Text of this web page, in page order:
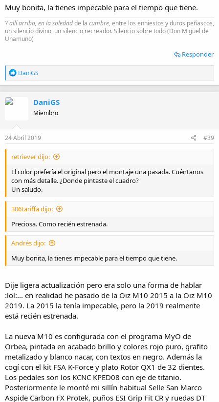
Muy bonita, la tienes impecable para el tiempo que tiene.
Y allí arriba, en la soledadde la cumbre, entre los enhiestos y duros peñascos,
un silencio divino, un silencio recreador. Silencio sobre todo (Don Miguel de
Unamuno)
Responder
R
e
a
n
e
s
DaniGS
DaniGS
Miembro
24 Abril 2019 #39
retriever dijo:
El color prefería el original pero el montaje una pasada. Cuéntanos
con más detalle. ¿Donde pintaste el cuadro?
Un saludo.
306tariffa dijo:
Preciosa. Como recién estrenada.
Andrés dijo:
Muy bonita, la tienes impecable para el tiempo que tiene.
Dije ligera actualización pero era solo una forma de hablar
:lol:... en realidad he pasado de la Oiz M10 2015 a la Oiz M10
2019. La 2015 la tenía impecable, pero la 2019 realmente
está recién estrenada.
La nueva M10 es configurada con el programa MyO de
Orbea, pintada en acabado brillo y colores rojo puro, grafito
metalizado y blanco nacar, con textos en negro. Además la
cogí con el kit FSA K-Force y plato Rotor QX1 de 32 dientes.
Los pedales son los KCNC KPED08 con eje de titanio.
Posteriormente le monté mi sillín habitual Selle San Marco
Aspide Carbon FX Protek, puños ESI Grip Fit CR y ruedas DT